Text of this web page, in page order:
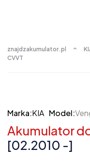
znajdzakumulator.pl
CVVT
Marka:KIA Model:
Akumulator
[02.2010 -]